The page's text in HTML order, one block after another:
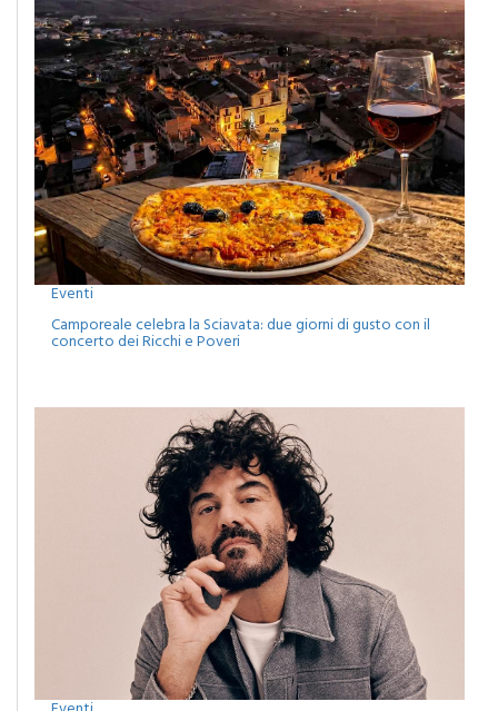
Eventi
Camporeale celebra la Sciavata: due giorni di gusto con il
concerto dei Ricchi e Poveri